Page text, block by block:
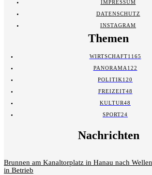
IMPRESSUM
DATENSCHUTZ
INSTAGRAM
Themen
WIRTSCHAFT1165
PANORAMA 122
POLITIK 120
FREIZEIT48
KULTUR48
SPORT24
Nachrichten
Brunnen am Kanaltorplatz in Hanau nach
in Betrieb